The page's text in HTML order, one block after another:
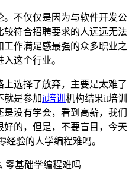
不仅仅是因为与软件开发公
符合招聘要求的人远远无法
作满足感最强的众多职业之
这个行业。
选择了放弃，主要是太难了
就是参加it培训 机构结果it培训
没有学会，看到高薪，我们
的，但是，不要盲目，今天
验的人学编程难吗。